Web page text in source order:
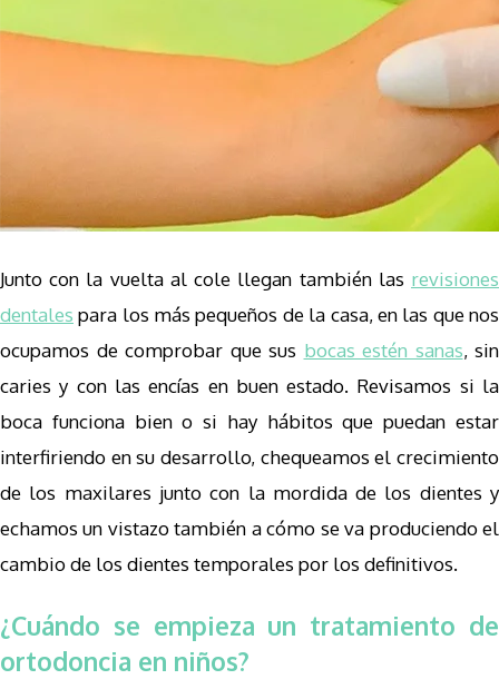
Junto con la vuelta al cole llegan también las revisiones
dentales para los más pequeños de la casa, en las que nos
ocupamos de comprobar que sus bocas estén sanas, sin
caries y con las encías en buen estado. Revisamos si la
boca funciona bien o si hay hábitos que puedan estar
interfiriendo en su desarrollo, chequeamos el crecimiento
de los maxilares junto con la mordida de los dientes y
echamos un vistazo también a cómo se va produciendo el
cambio de los dientes temporales por los definitivos.
¿Cuándo se empieza un tratamiento de
ortodoncia en niños?